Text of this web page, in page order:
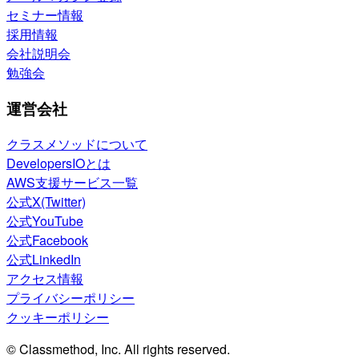
セミナー情報
採用情報
会社説明会
勉強会
運営会社
クラスメソッドについて
DevelopersIOとは
AWS支援サービス一覧
公式X(Twitter)
公式YouTube
公式Facebook
公式LinkedIn
アクセス情報
プライバシーポリシー
クッキーポリシー
© Classmethod, Inc. All rights reserved.